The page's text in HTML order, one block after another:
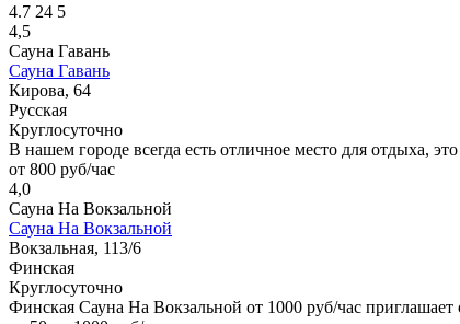
4.7 24 5
4,5
Сауна Гавань
Сауна Гавань
Кирова, 64
Русская
Круглосуточно
В нашем городе всегда есть отличное место для отдыха,
от 800 руб/час
4,0
Сауна На Вокзальной
Сауна На Вокзальной
Вокзальная, 113/6
Финская
Круглосуточно
Финская Сауна На Вокзальной от 1000 руб/час